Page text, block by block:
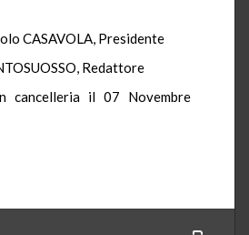
CASAVOLA, Presidente
Redattore
cancelleria il 07 Novembre